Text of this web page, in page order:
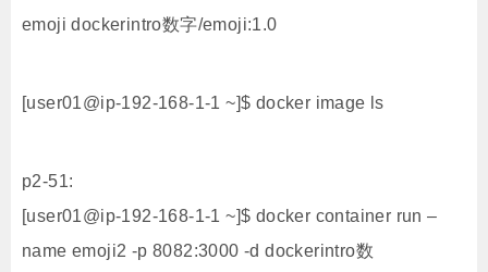
emoji dockerintro数字/emoji:1.0
[user01@ip-192-168-1-1 ~]$ docker image ls
p2-51:
[user01@ip-192-168-1-1 ~]$ docker container run –
name emoji2 -p 8082:3000 -d dockerintro数